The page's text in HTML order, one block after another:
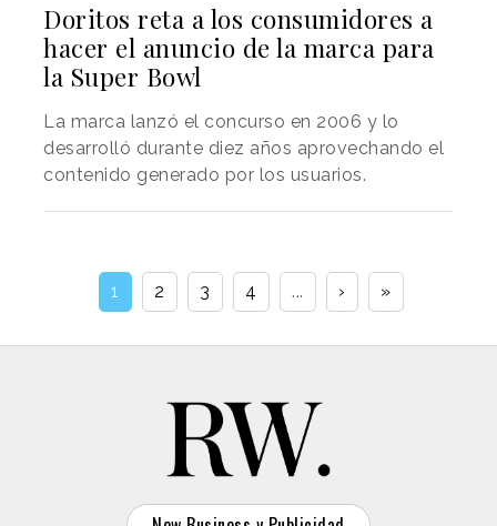
Doritos reta a los consumidores a
hacer el anuncio de la marca para
la Super Bowl
La marca lanzó el concurso en 2006 y lo
desarrolló durante diez años aprovechando el
contenido generado por los usuarios.
1 2 3 4 ... › »